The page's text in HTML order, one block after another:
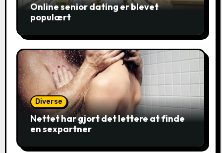
Online senior dating er blevet
populært
Diverse
Nettet har gjort det lettere at finde
en sexpartner